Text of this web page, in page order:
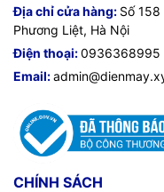
Địa chỉ cửa hàng: Số
Phương Liệt, Hà Nội
Điện thoại:0936368995
Email:
CHÍNH SÁCH